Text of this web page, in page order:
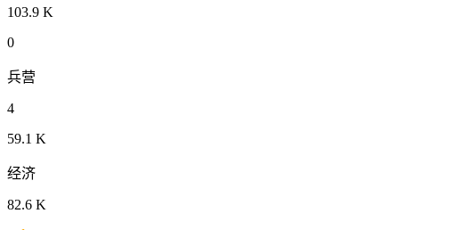
103.9 K
0
兵营
4
59.1 K
经济
82.6 K